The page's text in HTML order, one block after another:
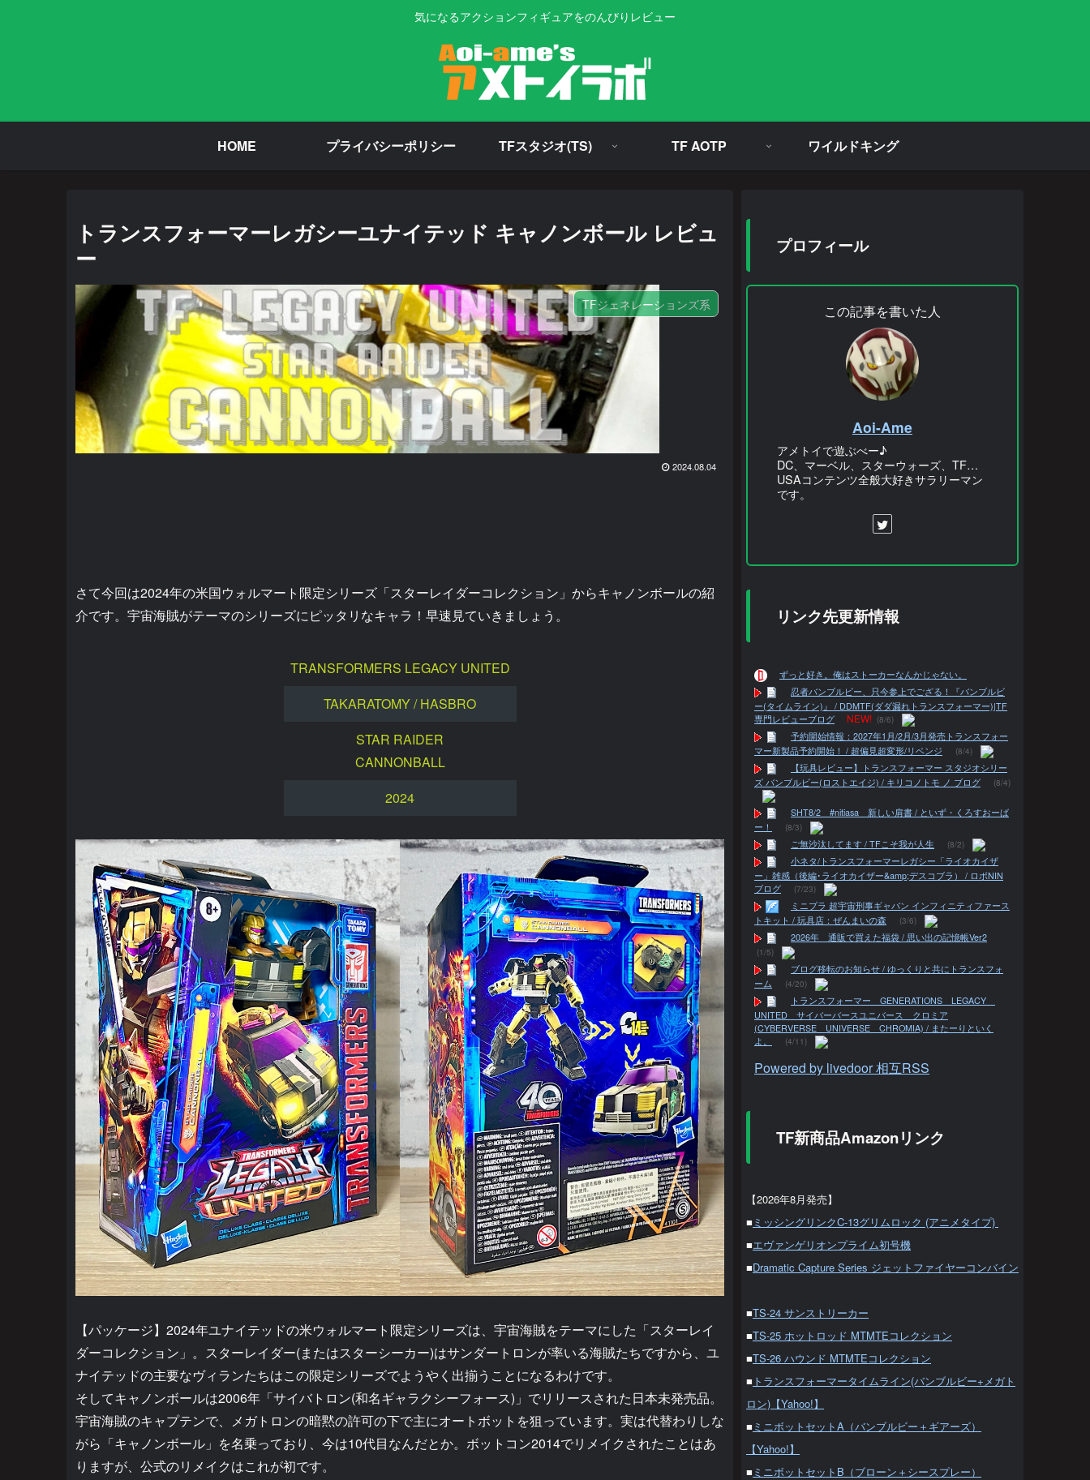
気になるアクションフィギュアをのんびりレビュー
HOME プライバシーポリシー TFスタジオ(TS) TF AOTP ワイルドキング
トランスフォーマーレガシーユナイテッド キャノンボール レビュ
ー
TFジェネレーションズ系
2024.08.04
さて今回は2024年の米国ウォルマート限定シリーズ「スターレイダーコレクション」からキャノンボールの紹
介です。宇宙海賊がテーマのシリーズにピッタリなキャラ！早速見ていきましょう。
TRANSFORMERS LEGACY UNITED
TAKARATOMY / HASBRO
STAR RAIDER
CANNONBALL
2024
【パッケージ】2024年ユナイテッドの米ウォルマート限定シリーズは、宇宙海賊をテーマにした「スターレイ
ダーコレクション」。スターレイダー(またはスターシーカー)はサンダートロンが率いる海賊たちですから、ユ
ナイテッドの主要なヴィランたちはこの限定シリーズでようやく出揃うことになるわけです。
そしてキャノンボールは2006年「サイバトロン(和名ギャラクシーフォース)」でリリースされた日本未発売品。
宇宙海賊のキャプテンで、メガトロンの暗黙の許可の下で主にオートボットを狙っています。実は代替わりしな
がら「キャノンボール」を名乗っており、今は10代目なんだとか。ボットコン2014でリメイクされたことはあ
りますが、公式のリメイクはこれが初です。
プロフィール
この記事を書いた人
Aoi-Ame
アメトイで遊ぶべー♪
DC、マーベル、スターウォーズ、TF…
USAコンテンツ全般大好きサラリーマン
です。
リンク先更新情報
ずっと好き。俺はストーカーなんかじゃない。
忍者バンブルビー、只今参上でござる！『バンブルビ
ー(タイムライン)』 / DDMTF(ダダ漏れトランスフォーマー)|TF
専門レビューブログ
NEW! (8/6)
予約開始情報：2027年1月/2月/3月発売トランスフォー
マー新製品予約開始！ / 超偏見超変形/リベンジ
(8/4)
【玩具レビュー】トランスフォーマー スタジオシリー
ズ バンブルビー(ロストエイジ) / キリコノトモ ノ ブログ
(8/4)
SHT8/2 #nitiasa 新しい肩書 / といず・くろすおーば
ー！
(8/3)
ご無沙汰してます / TFこそ我が人生 (8/2)
小ネタ/トランスフォーマーレガシー「ライオカイザ
ー」雑感（後編･ライオカイザー&amp;デスコブラ） / ロボNIN
ブログ
(7/23)
ミニプラ 超宇宙刑事ギャバン インフィニティファース
トキット / 玩具店：ぜんまいの森
(3/6)
2026年 通販で買えた福袋 / 思い出の記憶帳Ver2
(1/5)
ブログ移転のお知らせ / ゆっくりと共にトランスフォ
ーム
(4/20)
トランスフォーマー GENERATIONS LEGACY
UNITED サイバーバースユニバース クロミア
(CYBERVERSE UNIVERSE CHROMIA) / またーりといく
よ。
(4/11)
Powered by livedoor 相互RSS
TF新商品Amazonリンク
【2026年8月発売】
■ ミッシングリンクC-13グリムロック (アニメタイプ)
■エヴァンゲリオンプライム初号機
■Dramatic Capture Series ジェットファイヤーコンバイン
■TS-24 サンストリーカー
■TS-25 ホットロッド MTMTEコレクション
■TS-26 ハウンド MTMTEコレクション
■ トランスフォーマータイムライン(バンブルビー+メガト
ロン)【Yahoo!】
■ ミニボットセットA（バンブルビー＋ギアーズ）
【Yahoo!】
■ ミニボットセットB（ブローン＋シースプレー）